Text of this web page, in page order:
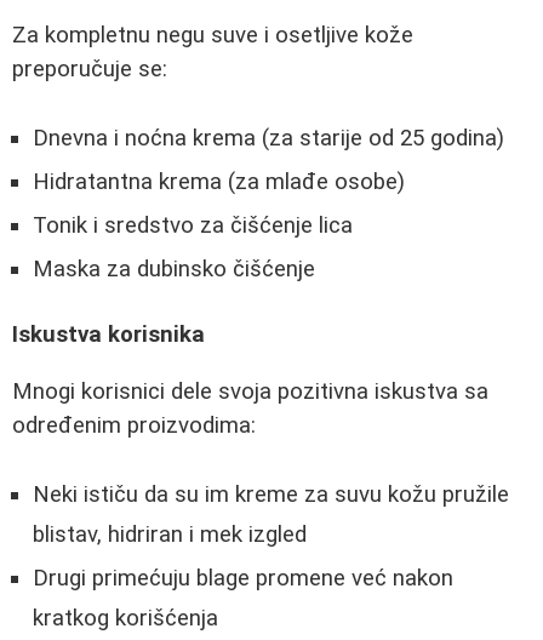
Za kompletnu negu suve i osetljive kože
preporučuje se:
Dnevna i noćna krema (za starije od 25 godina)
Hidratantna krema (za mlađe osobe)
Tonik i sredstvo za čišćenje lica
Maska za dubinsko čišćenje
Iskustva korisnika
Mnogi korisnici dele svoja pozitivna iskustva sa
određenim proizvodima:
Neki ističu da su im kreme za suvu kožu pružile
blistav, hidriran i mek izgled
Drugi primećuju blage promene već nakon
kratkog korišćenja